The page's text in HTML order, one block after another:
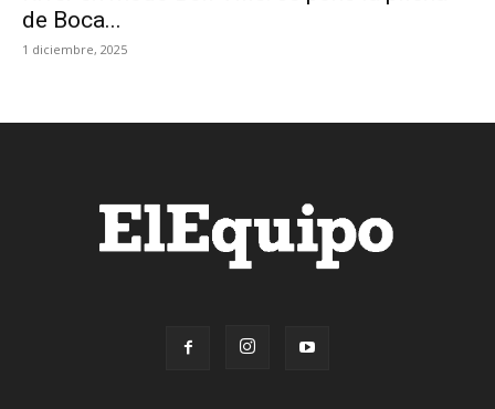
de Boca...
1 diciembre, 2025